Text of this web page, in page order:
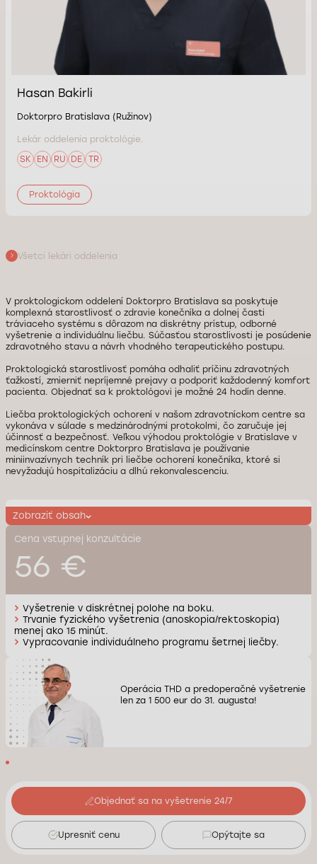
Hasan Bakirli
Doktorpro Bratislava (Ružinov)
Lekár oddelenia proktológie.
SK
EN RU DE TR
Proktológia
Všetci lekári oddelenia
V proktologickom oddelení Doktorpro Bratislava sa poskytuje
komplexná starostlivosť o zdravie konečníka a dolnej časti
tráviaceho systému s dôrazom na diskrétny prístup, odborné
vyšetrenie a individuálnu liečbu. Súčasťou starostlivosti je posúdenie
zdravotného stavu a návrh vhodného terapeutického postupu.
Proktologická starostlivosť pomáha odhaliť príčinu zdravotných
ťažkostí, zmierniť nepríjemné prejavy a podporiť každodenný komfort
pacienta. Objednať sa k proktológovi je možné 24 hodín denne.
Liečba proktologických ochorení v našom zdravotníckom centre sa
vykonáva v súlade s medzinárodnými protokolmi, čo zaručuje jej
účinnosť a bezpečnosť. Veľkou výhodou proktológie v Bratislave v
medicínskom centre Doktorpro Bratislava je používanie
miniinvazívnych techník pri liečbe ochorení konečníka, ktoré si
nevyžadujú hospitalizáciu a dlhú rekonvalescenciu.
Zobraziť obsah
Cena vstupnej konzultácie
56 €
Vyšetrenie v diskrétnej polohe na boku.
Trvanie fyzického vyšetrenia (anoskopia/rektoskopia)
menej ako 15 minút.
Vypracovanie individuálneho programu šetrnej liečby.
Operácia THD a predoperačné vyšetrenie
len za 1 500 eur do 31. augusta!
Objednať sa na vyšetrenie 24/7
Upresniť cenu Opýtajte sa